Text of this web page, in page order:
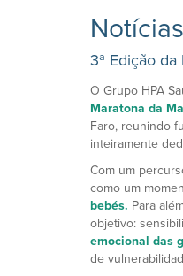
Notícias
3ª Edição
O Grupo HPA
Maratona da
Faro, reunindo
inteiramente
Com um
como um
bebés. Para
objetivo:
emocional das
de